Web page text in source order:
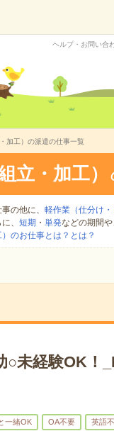
ヘルプ・お問い合
加工）の派遣の仕事一覧
立・加工）
の他に、 軽作業（仕分け・
、 短期 ・ 単発などの期間や
のお仕事とは？とは？
○未経験OK！
一緒OK OA不要 英語